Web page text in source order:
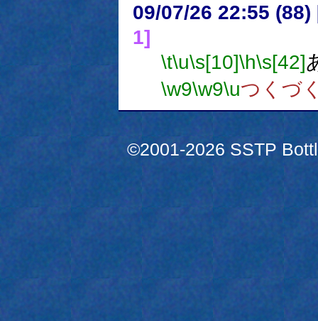
09/07/26 22:55 (88)
1]
\t\u\s[10]\h\s[42]
\w9\w9\uつくづ
©2001-2026 SSTP